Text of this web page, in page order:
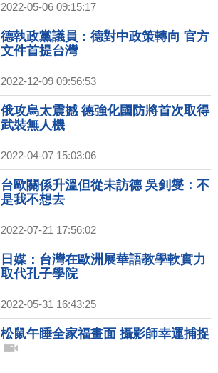
2022-05-06 09:15:17
德執政黨議員：德對中政策轉向 官方
文件首提台灣
2022-12-09 09:56:53
俄攻烏太震撼 德強化國防將首次取得
武裝無人機
2022-04-07 15:03:06
台歐關係升溫但從未訪德 吳釗燮：不
是我不想去
2022-07-21 17:56:02
日媒：台灣在歐洲展華語教學軟實力
取代孔子學院
2022-05-31 16:43:25
松鼠午睡全家福畫面 攝影師幸運捕捉